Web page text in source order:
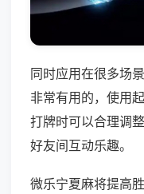
同时应用在很多场
非常有用的，使用
打牌时可以合理调
好友间互动乐趣。
微乐宁夏麻将提高